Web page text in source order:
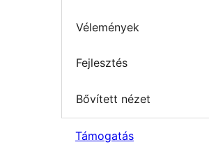
Vélemények
Fejlesztés
Bővített nézet
Támogatás